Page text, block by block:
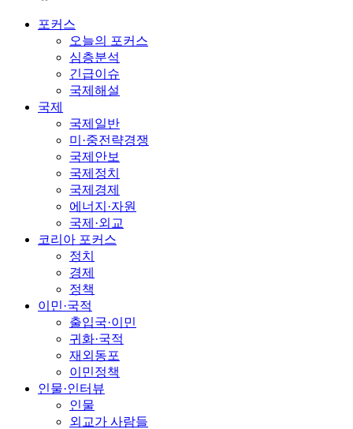
포커스
오늘의 포커스
심층분석
긴급이슈
국제해설
국제
국제일반
미·중전략경쟁
국제안보
국제정치
국제경제
에너지·자원
국제·외교
코리아 포커스
정치
경제
정책
이민·국적
출입국·이민
귀화·국적
재외동포
이민정책
인물·인터뷰
인물
외교가 사람들